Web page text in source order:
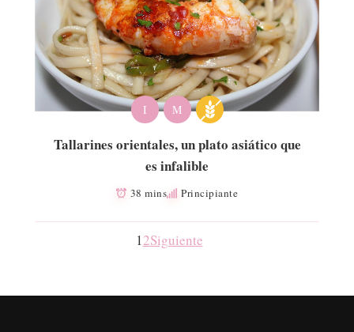
I M
Tallarines orientales, un plato asiático que
es infalible
38 mins Principiante
12Siguiente